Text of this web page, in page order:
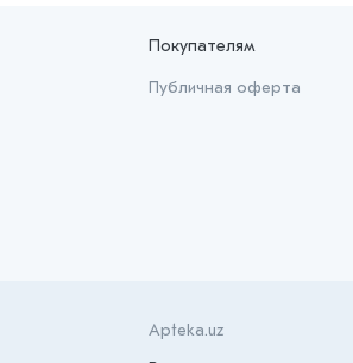
Покупателям
Публичная оферта
Apteka.uz